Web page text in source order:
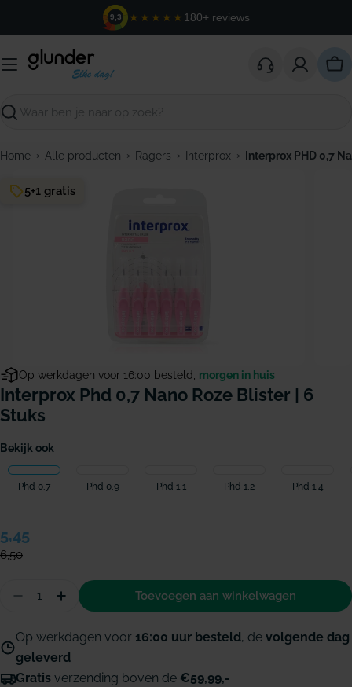
inhoud
9,3 ★★★★★ 180+ reviews
Zoeken
Home › Alle producten › Ragers › Interprox › Interprox PHD 0,7
5+1 gratis
Op werkdagen voor 16:00 besteld, morgen in huis
Interprox Phd 0,7 Nano Roze Blister | 6
Stuks
Bekijk ook
Phd 0,7 Phd 0,9 Phd 1,1 Phd 1,2 Phd 1,4
Verkoopprijs
5,45
Normale
prijs
6,50
Hoeveelheid
Aantal verminderen voor Interprox PHD 0,7 Nano
Hoeveelheid verhogen voor Interprox PHD
Toevoegen aan winkelwagen
Op werkdagen voor 16:00 uur besteld, de volgende dag
geleverd
Gratis verzending boven de €59,99,-